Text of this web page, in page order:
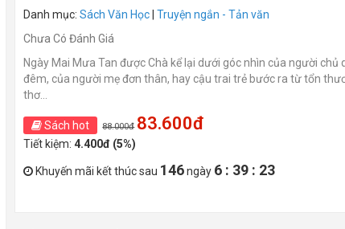
Danh mục:Sách Văn Học |Truyện ngắn - Tản văn
Chưa Có Đánh Giá
Ngày Mai Mưa Tan được Chà kể lại dưới góc nhìn của người chủ
đêm, của người mẹ đơn thân, hay cậu trai trẻ bước ra từ tổn
thơ…
Sách hot 88.000đ 83.600đ
Tiết kiệm:4.400đ (5%)
Khuyến mãi kết thúc sau 146ngày 6 : 39 : 21